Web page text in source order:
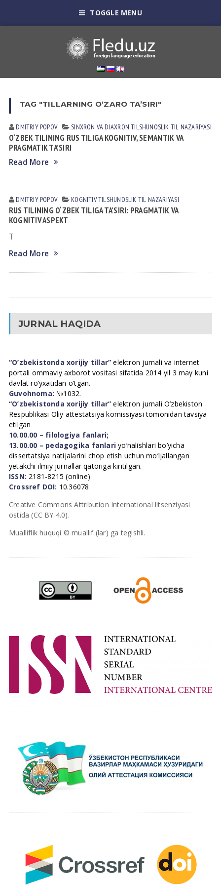
TOGGLE MENU
TAG "TILLARNING O‘ZARO TA’SIRI"
DMITRIY POPOV SINXRON VА DIАXRON TILSHUNOSLIK TIL NАZАRIYASI
O‘ZBEK TILINING RUS TILIGA KOGNITIV, SEMANTIK VA
PRAGMATIK TA’SIRI
Read More
DMITRIY POPOV KOGNITIV TILSHUNOSLIK TIL NАZАRIYASI
RUS TILINING O‘ZBEK TILIGA TA’SIRI: PRAGMATIK VA
KOGNITIV ASPEKT
T
Read More
JURNAL HAQIDA
“O’zbekistonda xorijiy tillar” elektron jurnali va internet
portali ommaviy axborot vositasi sifatida 2014 yil 3 may kuni
davlat ro’yxatidan o’tgan.
Guvohnoma: №1032.
“O’zbekistonda xorijiy tillar” elektron jurnali O’zbekiston
Respublikasi Oliy attestatsiya komissiyasi tomonidan tavsiya
etilgan
10.00.00 – filologiya fanlari;
13.00.00 – pedagogika fanlari yo’nalishlari bo’yicha
dissertatsiya natijalarini chop etish uchun mo’ljallangan
yetakchi ilmiy jurnallar qatoriga kiritilgan.
ISSN: 2181-8215 (online)
Crossref DOI: 10.36078
Creative Commons Attribution International litsenziyasi
ostida (CC BY 4.0).
Mualliflik huquqi © muallif (lar) ga tegishli.